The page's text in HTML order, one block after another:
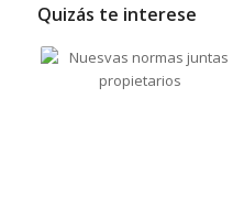
Quizás te interese